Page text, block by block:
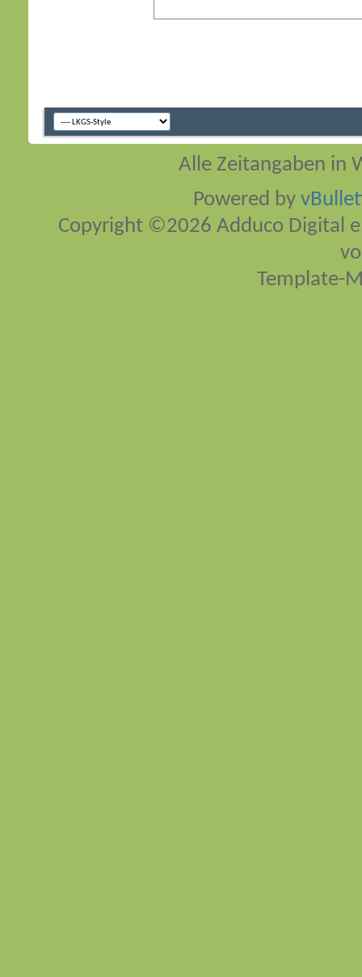
Alle Zeitangaben in
Powered by
Copyright ©2026 Adduco Digital
Template-